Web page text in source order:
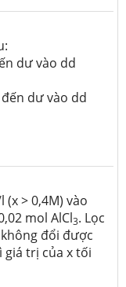
dư vào dd
dư vào dd
> 0,4M) vào
mol AlCl3. Lọc
đổi được
trị của x tối